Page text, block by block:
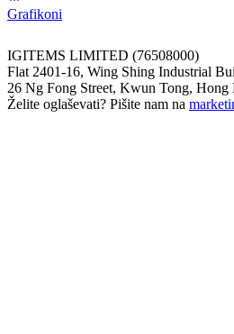
Grafikoni
IGITEMS LIMITED (76508000)
Flat 2401-16, Wing Shing Industrial
26 Ng Fong Street, Kwun Tong, Hong
Želite oglaševati? Pišite nam na